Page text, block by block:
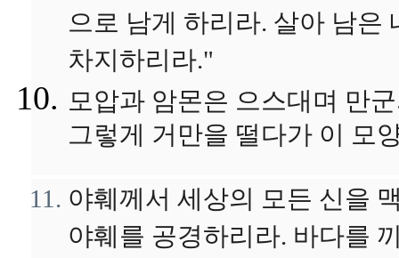
으로 남게 하리라. 살아 남은
차지하리라."
모압과 암몬은 으스대며 만
그렇게 거만을 떨다가 이 모
야훼께서 세상의 모든 신을
야훼를 공경하리라. 바다를